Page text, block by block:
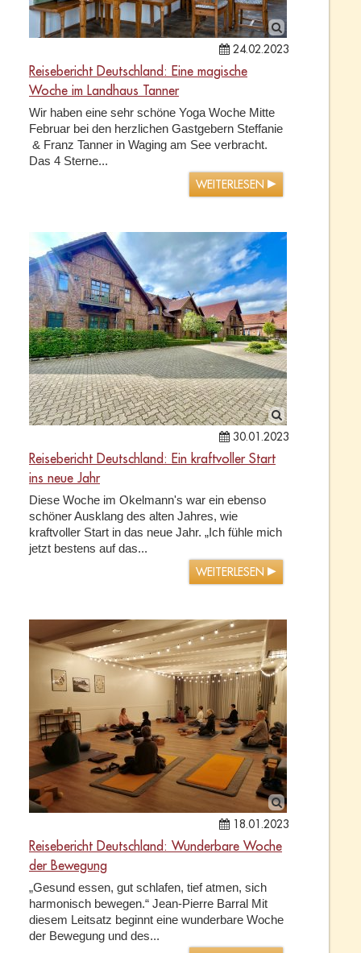
24.02.2023
Reisebericht Deutschland: Eine magische
Woche im Landhaus Tanner
Wir haben eine sehr schöne Yoga Woche Mitte
Februar bei den herzlichen Gastgebern Steffanie
& Franz Tanner in Waging am See verbracht.
Das 4 Sterne...
WEITERLESEN
30.01.2023
Reisebericht Deutschland: Ein kraftvoller Start
ins neue Jahr
Diese Woche im Okelmann's war ein ebenso
schöner Ausklang des alten Jahres, wie
kraftvoller Start in das neue Jahr. „Ich fühle mich
jetzt bestens auf das...
WEITERLESEN
18.01.2023
Reisebericht Deutschland: Wunderbare Woche
der Bewegung
„Gesund essen, gut schlafen, tief atmen, sich
harmonisch bewegen.“ Jean-Pierre Barral Mit
diesem Leitsatz beginnt eine wunderbare Woche
der Bewegung und des...